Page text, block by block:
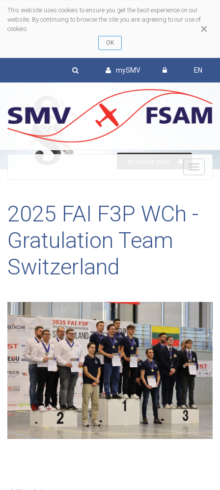
×
This website uses cookies to ensure you get the best experience on our
website. By continuing to browse the site you are agreeing to our use of
cookies
mySMV EN
2025 FAI F3P WCh -
Gratulation Team
Switzerland